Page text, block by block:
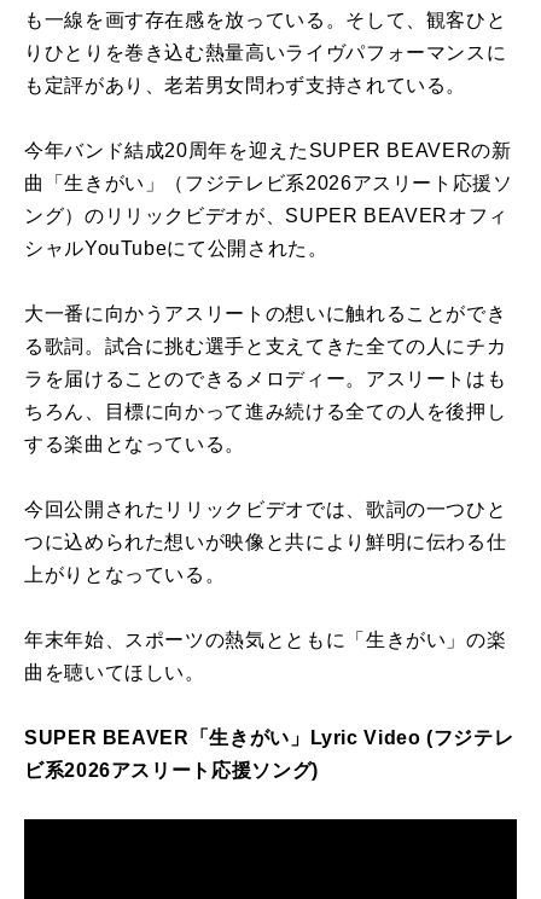
も一線を画す存在感を放っている。そして、観客ひと
りひとりを巻き込む熱量高いライヴパフォーマンスに
も定評があり、老若男女問わず支持されている。
今年バンド結成20周年を迎えたSUPER BEAVERの新
曲「生きがい」（フジテレビ系2026アスリート応援ソ
ング）のリリックビデオが、SUPER BEAVERオフィ
シャルYouTubeにて公開された。
大一番に向かうアスリートの想いに触れることができ
る歌詞。試合に挑む選手と支えてきた全ての人にチカ
ラを届けることのできるメロディー。アスリートはも
ちろん、目標に向かって進み続ける全ての人を後押し
する楽曲となっている。
今回公開されたリリックビデオでは、歌詞の一つひと
つに込められた想いが映像と共により鮮明に伝わる仕
上がりとなっている。
年末年始、スポーツの熱気とともに「生きがい」の楽
曲を聴いてほしい。
SUPER BEAVER「生きがい」Lyric Video (フジテレ
ビ系2026アスリート応援ソング)